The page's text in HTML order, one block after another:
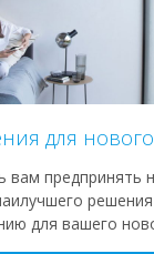
для
вам предпринять
решения
для вашего